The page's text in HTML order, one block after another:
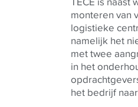
monteren van
logistieke
namelijk het
met twee
in het
het bedrijf